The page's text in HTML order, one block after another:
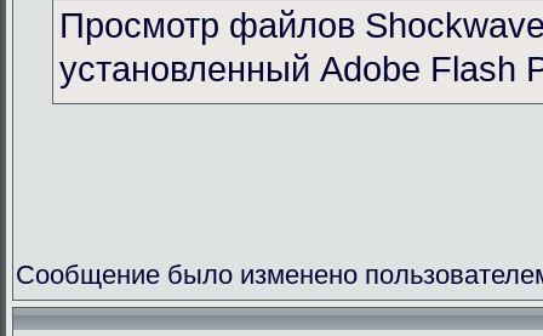
Просмотр файлов
установленный Adobe Flash
Сообщение было изменено